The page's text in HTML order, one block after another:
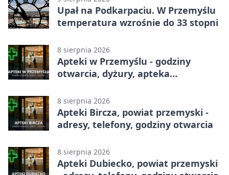
Upał na Podkarpaciu. W Przemyślu
temperatura wzrośnie do 33 stopni
8 sierpnia 2026
Apteki w Przemyślu - godziny
otwarcia, dyżury, apteka
8 sierpnia 2026
Apteki Bircza, powiat przemyski -
adresy, telefony, godziny otwarcia
8 sierpnia 2026
Apteki Dubiecko, powiat przemyski